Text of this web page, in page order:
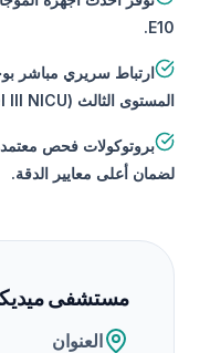
E10.
ارتباط سريري مباشر
المستوى الثالث (Level III NICU).
لضمان أعلى معايير الدقة.
مستشفى
العنوان